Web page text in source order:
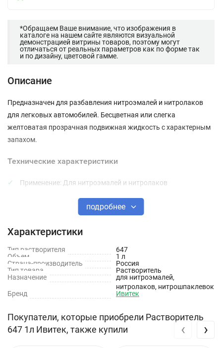
*Обращаем Ваше внимание, что изображения в
каталоге на нашем сайте являются визуальной
демонстрацией витрины товаров, поэтому могут
отличаться от реальных параметров как по форме так
и по дизайну, цветовой гамме.
Описание
Предназначен для разбавления нитроэмалей и нитролаков
для легковых автомобилей. Бесцветная или слегка
желтоватая прозрачная подвижная жидкость с характерным
запахом.
Технические характеристики
Применение: Для нитроэмалей и нитролаков
Метод нанесения: Разбавление
Тип: Растворитель
Объём: 1 л
подробнее
Характеристики
Тип растворителя
647
Объем
1 л
Страна-производитель
Россия
Тип товара
Растворитель
Назначение
для нитроэмалей,
нитролаков, нитрошпаклевок
Бренд
Ивитек
Покупатели, которые приобрели Растворитель
647 1л Ивитек, также купили
‹ ›